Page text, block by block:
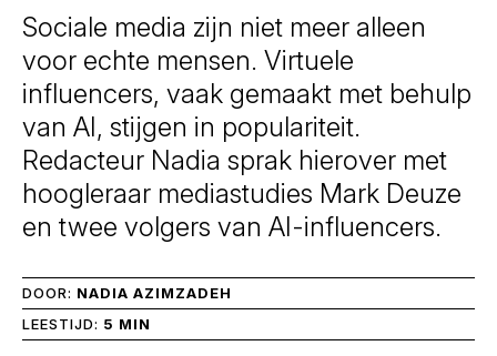
Sociale media zijn niet meer alleen
voor echte mensen. Virtuele
influencers, vaak gemaakt met behulp
van AI, stijgen in populariteit.
Redacteur Nadia sprak hierover met
hoogleraar mediastudies Mark Deuze
en twee volgers van AI-influencers.
DOOR: NADIA AZIMZADEH
LEESTIJD: 5 MIN